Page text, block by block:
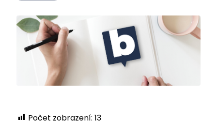
Počet zobrazení: 13